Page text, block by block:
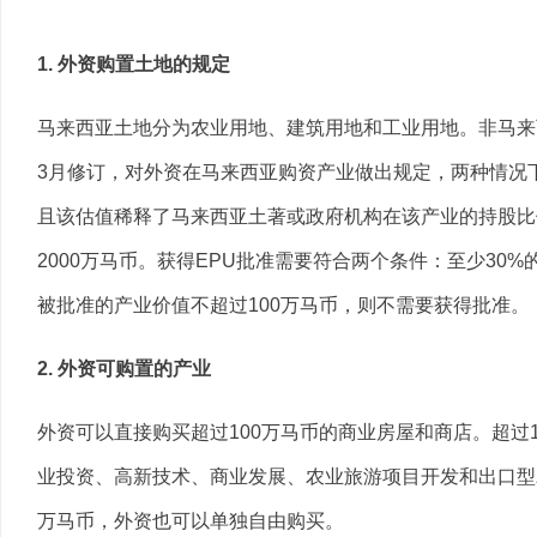
1. 外资购置土地的规定
马来西亚土地分为农业用地、建筑用地和工业用地。非马
3月修订，对外资在马来西亚购资产业做出规定，两种情
且该估值稀释了马来西亚土著或政府机构在该产业的持股
2000万马币。获得EPU批准需要符合两个条件：至少
被批准的产业价值不超过100万马币，则不需要获得批准。
2. 外资可购置的产业
外资可以直接购买超过100万马币的商业房屋和商店。超
业投资、高新技术、商业发展、农业旅游项目开发和出口
万马币，外资也可以单独自由购买。